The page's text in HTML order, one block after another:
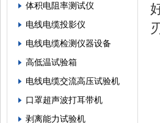
体积电阻率测试仪
电线电缆投影仪
电线电缆检测仪器设备
高低温试验箱
电线电缆交流高压试验机
口罩超声波打耳带机
剥离能力试验机